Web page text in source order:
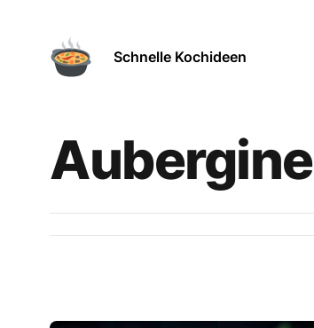
Schnelle Kochideen
Aubergine